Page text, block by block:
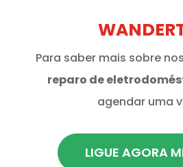
Para saber mais sobre
reparo de
agendar uma
LIGUE AGORA